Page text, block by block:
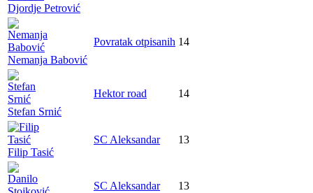
Djordje Petrović
Nemanja Babović
Povratak otpisanih 14
Stefan Srnić
Hektor road 14
Filip Tasić
SC Aleksandar 13
SC Aleksandar 13